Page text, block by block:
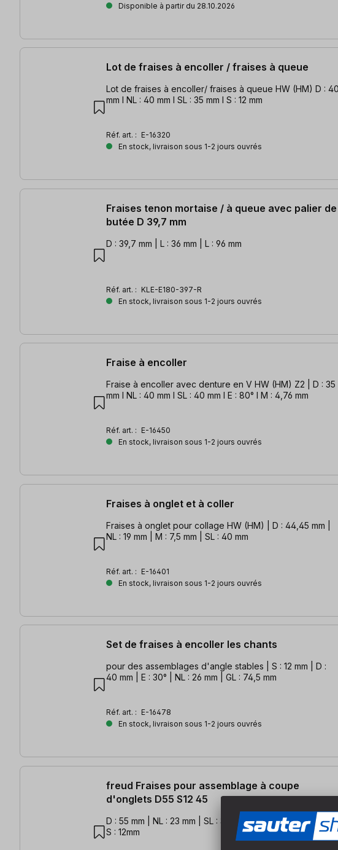
Disponible à partir du 28.10.2026
Lot de fraises à encoller / fraises à queue
Lot de fraises à encoller/ fraises à queue HW (HM) D : 40
mm l NL : 40 mm l SL : 35 mm l S : 12 mm
Réf. art. : E-16320
En stock, livraison sous 1-2 jours ouvrés
Fraises tenon mortaise / à queue avec palier de
butée D 39,7 mm
D : 39,7 mm | L : 36 mm | L : 96 mm
Réf. art. : KLE-E180-397-R
En stock, livraison sous 1-2 jours ouvrés
Fraise à encoller
Fraise à encoller avec denture en V HW (HM) Z2 | D : 35
mm l NL : 40 mm l SL : 40 mm l E : 80° l M : 4,76 mm
Réf. art. : E-16450
En stock, livraison sous 1-2 jours ouvrés
Fraises à onglet et à coller
Fraises à onglet pour collage HW (HM) | D : 44,45 mm |
NL : 19 mm | M : 7,5 mm | SL : 40 mm
Réf. art. : E-16401
En stock, livraison sous 1-2 jours ouvrés
Set de fraises à encoller les chants
pour des assemblages d'angle stables | S : 12 mm | D :
40 mm | E : 30° | NL : 26 mm | GL : 74,5 mm
Réf. art. : E-16478
En stock, livraison sous 1-2 jours ouvrés
freud Fraises pour assemblage à coupe
d'onglets D55 S12 45
D : 55 mm | NL : 23 mm | SL : 38mm | GL : 61 mm | E : 45° |
S : 12mm